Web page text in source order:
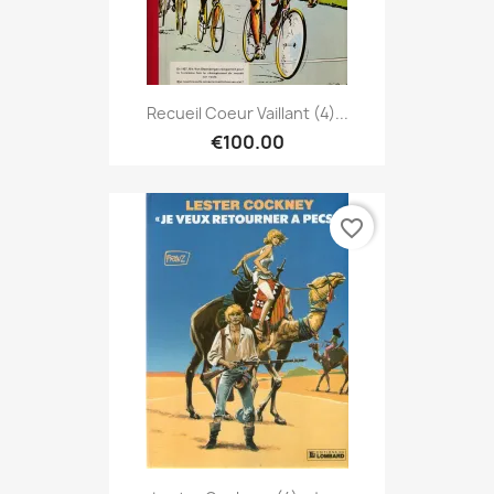
Recueil Coeur Vaillant (4)...
€100.00
favorite_border